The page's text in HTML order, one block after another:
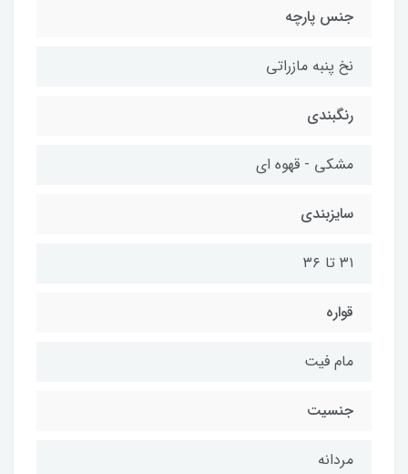
جنس پارچه
نخ پنبه مازراتی
رنگبندی
مشکی - قهوه ای
سایزبندی
۳۱ تا ۳۶
قواره
مام فیت
جنسیت
مردانه